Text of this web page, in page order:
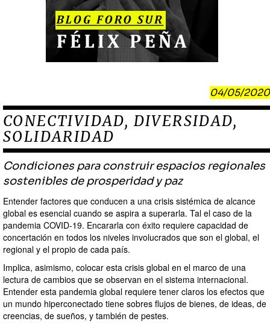
04/05/2020
CONECTIVIDAD, DIVERSIDAD,
SOLIDARIDAD
Condiciones para construir espacios regionales
sostenibles de prosperidad y paz
Entender factores que conducen a una crisis sistémica de alcance
global es esencial cuando se aspira a superarla. Tal el caso de la
pandemia COVID-19. Encararla con éxito requiere capacidad de
concertación en todos los niveles involucrados que son el global, el
regional y el propio de cada país.
Implica, asimismo, colocar esta crisis global en el marco de una
lectura de cambios que se observan en el sistema internacional.
Entender esta pandemia global requiere tener claros los efectos que
un mundo hiperconectado tiene sobres flujos de bienes, de ideas, de
creencias, de sueños, y también de pestes.